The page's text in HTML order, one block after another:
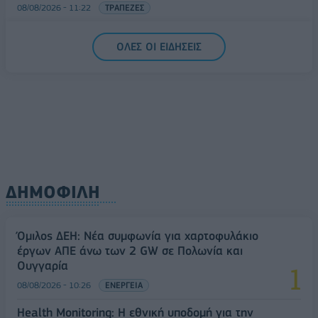
08/08/2026 - 11:22 ΤΡΑΠΕΖΕΣ
5G παντού, 6G στον ορίζοντα: Πού βρίσκεται η
Ελλάδα στη μεγάλη τεχνολογική μετάβαση
ΟΛΕΣ ΟΙ ΕΙΔΗΣΕΙΣ
ΔΗΜΟΦΙΛΗ
Όμιλος ΔΕΗ: Νέα συμφωνία για χαρτοφυλάκιο
έργων ΑΠΕ άνω των 2 GW σε Πολωνία και
Ουγγαρία
08/08/2026 - 10:26 ΕΝΕΡΓΕΙΑ
Health Monitoring: Η εθνική υποδομή για την